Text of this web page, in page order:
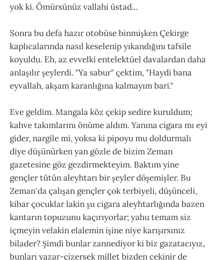
yok ki. Ömürsünüz vallahi üstad...
Sonra bu defa hazır otobüse binmişken Çekirge
kaplıcalarında nasıl keselenip yıkandığını tafsile
koyuldu. Eh, az evvelki entelektüel davalardan daha
anlaşılır şeylerdi. "Ya sabur" çektim, "Haydi bana
eyvallah, akşam karanlığına kalmayım bari."
Eve geldim. Mangala köz çekip sedire kuruldum;
kahve takımlarını önüme aldım. Yanına cigara mı eyi
gider, nargile mi, yoksa ki pipoyu mu doldurmalı
diye düşünürken yan gözle de bizim Zeman
gazetesine göz gezdirmekteyim. Baktım yine
gençler tütün aleyhtarı bir şeyler döşemişler. Bu
Zeman'da çalışan gençler çok terbiyeli, düşünceli,
kibar çocuklar lakin şu cigara aleyhtarlığında bazen
kantarın topuzunu kaçırıyorlar; yahu temam siz
içmeyin velakin elalemin işine niye karışırsınız
bilader? Şimdi bunlar zannediyor ki biz gazatacıyız,
bunları yazar-çizersek millet bizden çekinir de